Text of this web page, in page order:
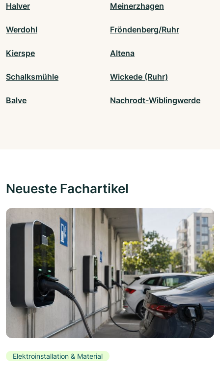
Halver Meinerzhagen
Werdohl Fröndenberg/Ruhr
Kierspe Altena
Schalksmühle Wickede (Ruhr)
Balve Nachrodt-Wiblingwerde
Neueste Fachartikel
Elektroinstallation & Material